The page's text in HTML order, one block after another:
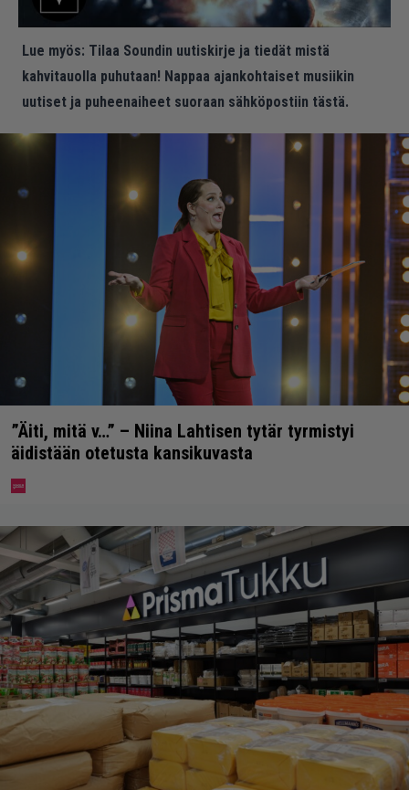
Lue myös: Tilaa Soundin uutiskirje ja tiedät mistä
kahvitauolla puhutaan! Nappaa ajankohtaiset musiikin
uutiset ja puheenaiheet suoraan sähköpostiin tästä.
”Äiti, mitä v…” – Niina Lahtisen tytär tyrmistyi
äidistään otetusta kansikuvasta